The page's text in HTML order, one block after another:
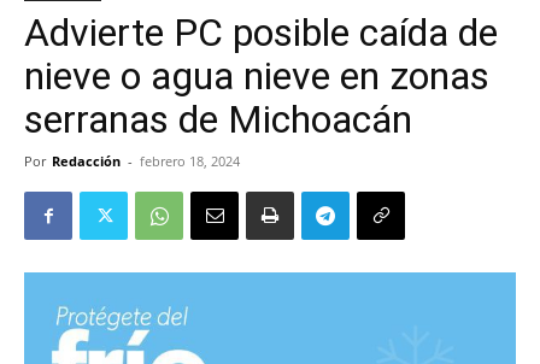
Advierte PC posible caída de
nieve o agua nieve en zonas
serranas de Michoacán
Por Redacción - febrero 18, 2024